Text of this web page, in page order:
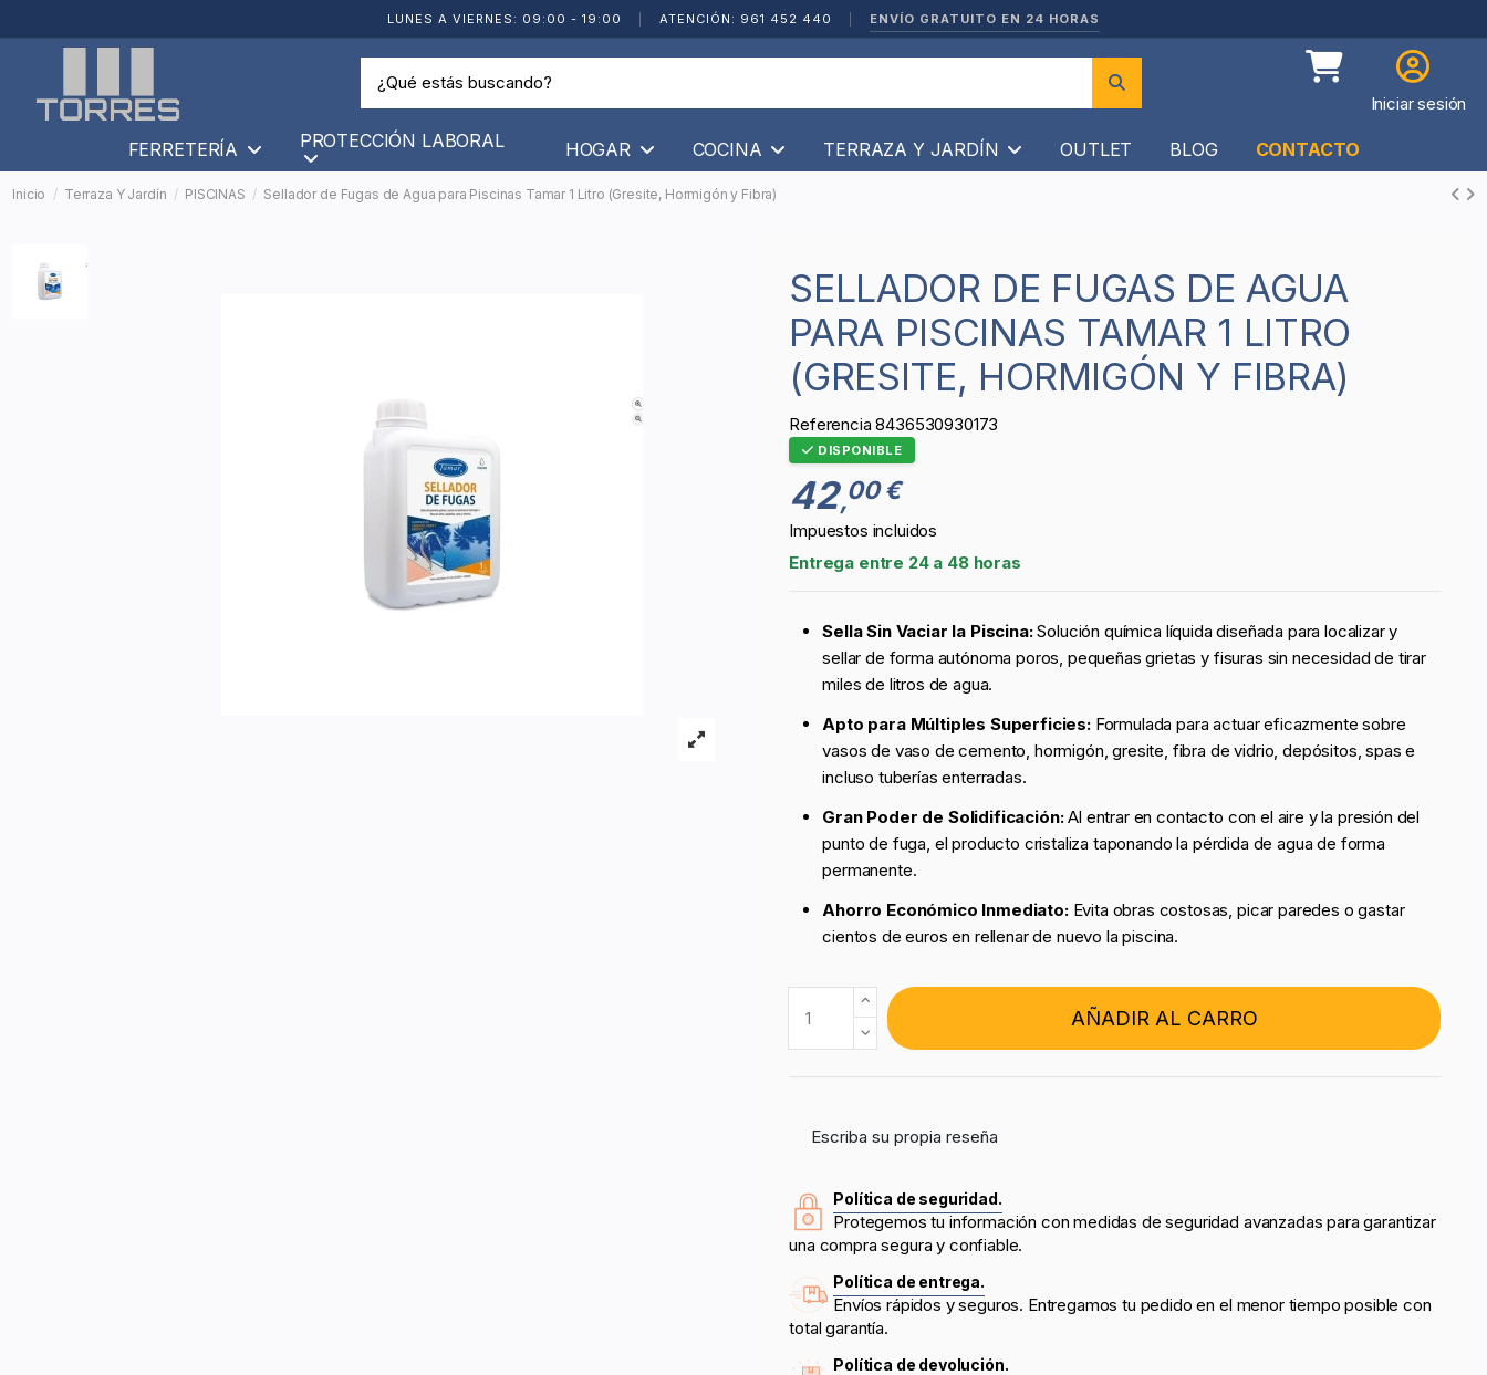
LUNES A VIERNES: 09:00 - 19:00 ATENCIÓN: 961 452 440 ENVÍO GRATUITO EN 24 HORAS
Iniciar sesión
FERRETERÍA PROTECCIÓN LABORAL HOGAR COCINA TERRAZA Y JARDÍN OUTLET BLOG CONTACTO
Inicio Terraza Y Jardín PISCINAS Sellador de Fugas de Agua para Piscinas Tamar 1 Litro (Gresite, Hormigón y Fibra)
SELLADOR DE FUGAS DE AGUA
PARA PISCINAS TAMAR 1 LITRO
(GRESITE, HORMIGÓN Y FIBRA)
Referencia 8436530930173
DISPONIBLE
42,00 €
Impuestos incluidos
Entrega entre 24 a 48 horas
Sella Sin Vaciar la Piscina:Solución química líquida diseñada para localizar y
sellar de forma autónoma poros, pequeñas grietas y fisuras sin necesidad de tirar
miles de litros de agua.
Apto para Múltiples Superficies:Formulada para actuar eficazmente sobre
vasos de vaso de cemento, hormigón, gresite, fibra de vidrio, depósitos, spas e
incluso tuberías enterradas.
Gran Poder de Solidificación:Al entrar en contacto con el aire y la presión del
punto de fuga, el producto cristaliza taponando la pérdida de agua de forma
permanente.
Ahorro Económico Inmediato:Evita obras costosas, picar paredes o gastar
cientos de euros en rellenar de nuevo la piscina.
AÑADIR AL CARRO
Escriba su propia reseña
Política de seguridad.
Protegemos tu información con medidas de seguridad avanzadas para garantizar
una compra segura y confiable.
Política de entrega.
Envíos rápidos y seguros. Entregamos tu pedido en el menor tiempo posible con
total garantía.
Política de devolución.